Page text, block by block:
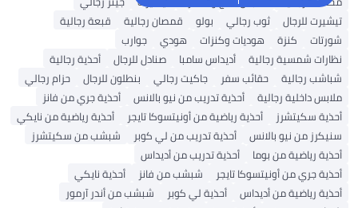
تيشيرت للرجال
ثوب رجالي بولو قمصان رجالية
قبعة رجالية
شورتات
كنزة هوديات وكنزات هودي
جوارب
نظارات شمسية رجالية
أديداس سامبا صنادل للرجال
أحذية رجالية
شباشب رجالية
حقائب سفر جاكيت رجالي بنطلون للرجال
حزام رجالي
ملابس داخلية رجالية
أحذية تدريب من نيو بالانس
أحذية جري من فانز
أحذية سكيتشرز
أحذية رياضية من أونيتسوكا تايجر
أحذية رياضية من نايكي
سنيكرز من نيو بالانس
أحذية تدريب من لي كوبر
شبشب من سكيتشرز
أحذية رياضية من بوما
أحذية تدريب من أديداس
أحذية جري من أونيتسوكا تايجر
شبشب من فانز
أحذية نايكي
أحذية رياضية من أديداس
أحذية لي كوبر
شبشب من أندر آرمور